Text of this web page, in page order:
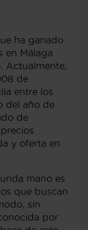
ha ganado
en Málaga
Actualmente,
de
entre los
del año de
de
y oferta en
mano es
que buscan
sin
por